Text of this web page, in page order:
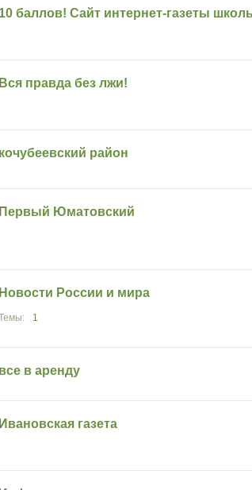
10 баллов! Сайт интернет-газеты
Вся правда без лжи!
кочубеевский район
Первый Юматовский
Новости России и мира
1
все в аренду
Ивановская газета